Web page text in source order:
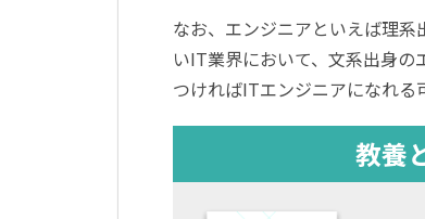
なお、エンジニアといえば理
いIT業界において、文系出身の
つければITエンジニアになれる